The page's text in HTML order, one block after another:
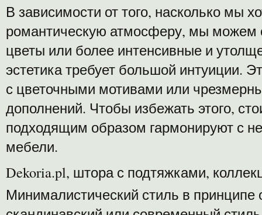
В зависимости от того, насколько мы
романтическую атмосферу, мы можем
цветы или более интенсивные и
эстетика требует большой интуиции.
с цветочными мотивами или
дополнений. Чтобы избежать этого,
подходящим образом гармонируют с
мебели.
Dekoria.pl, штора с подтяжками,
Минималистический стиль в принципе